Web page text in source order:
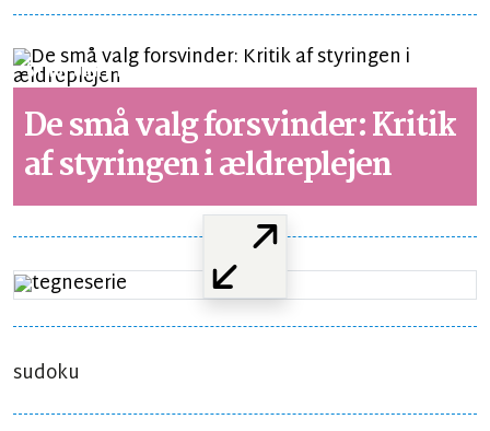
SYNSPUNKTLÆSETID 4 MIN.
De små valg forsvinder: Kritik
af styringen i ældreplejen
sudoku